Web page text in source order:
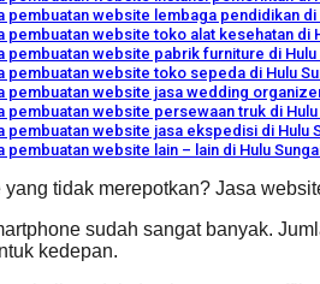
pembuatan website lembaga pendidikan di
pembuatan website toko alat kesehatan di
pembuatan website pabrik furniture di Hulu
pembuatan website toko sepeda di Hulu
pembuatan website jasa wedding
pembuatan website persewaan truk di Hulu
pembuatan website jasa ekspedisi di Hulu
pembuatan website lain – lain di Hulu
yang tidak merepotkan? Jasa
sudah sangat banyak.
kedepan.